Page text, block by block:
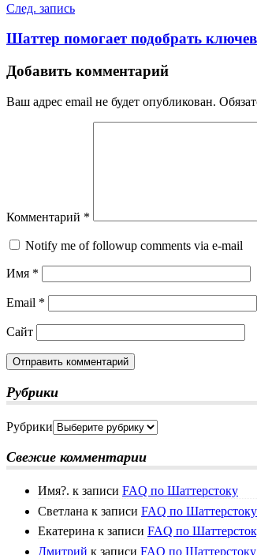
След. запись
Шаттер помогает подобрать
Добавить комментарий
Ваш адрес email не будет опубликован.
Комментарий *
Notify me of followup comments via e-mail
Имя *
Email *
Сайт
Рубрики
Рубрики
Свежие комментарии
Имя?. к записи FAQ по Шаттерстоку
Светлана к записи FAQ по Шаттерстоку
Екатерина к записи FAQ по
Дмитрий к записи FAQ по Шаттерстоку